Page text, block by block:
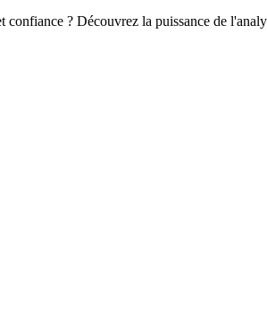
confiance ? Découvrez la puissance de